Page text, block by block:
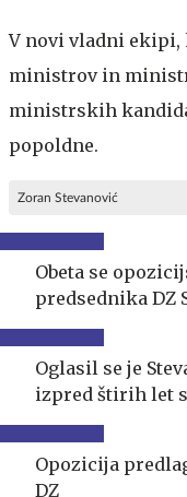
V novi vladni ekipi,
ministrov in
ministrskih
popoldne.
Zoran Stevanović
Obeta se
predsednika DZ
Oglasil se je
izpred štirih let
Opozicija
DZ